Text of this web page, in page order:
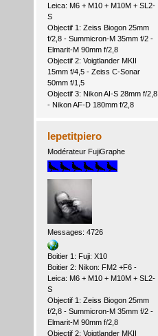
Leica: M6 + M10 + M10M + SL2-
S
Objectif 1: Zeiss Biogon 25mm
f/2,8 - Summicron-M 35mm f/2 -
Elmarit-M 90mm f/2,8
Objectif 2: Voigtlander MKII
15mm f/4,5 - Zeiss C-Sonar
50mm f/1,5
Objectif 3: Nikon AI-S 28mm f/2,8
- Nikon AF-D 180mm f/2,8
lepetitpiero
Modérateur FujiGraphe
Messages: 4726
Boitier 1: Fuji: X10
Boitier 2: Nikon: FM2 +F6 -
Leica: M6 + M10 + M10M + SL2-
S
Objectif 1: Zeiss Biogon 25mm
f/2,8 - Summicron-M 35mm f/2 -
Elmarit-M 90mm f/2,8
Objectif 2: Voigtlander MKII